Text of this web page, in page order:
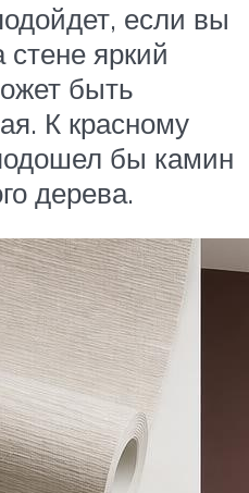
если вы
стене яркий
быть
К красному
бы камин
дерева.